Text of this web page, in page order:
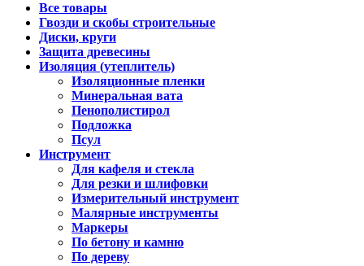
Все товары
Гвозди и скобы строительные
Диски, круги
Защита древесины
Изоляция (утеплитель)
Изоляционные пленки
Минеральная вата
Пенополистирол
Подложка
Псул
Инструмент
Для кафеля и стекла
Для резки и шлифовки
Измерительный инструмент
Малярные инструменты
Маркеры
По бетону и камню
По дереву